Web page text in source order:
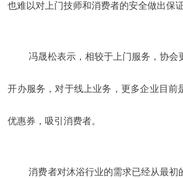
也难以对上门技师和消费者的安全做出保证
冯晟松表示，相较于上门服务，协会
开办服务，对于线上业务，更多企业目前
优惠券，吸引消费者。
消费者对沐浴行业的需求已经从最初